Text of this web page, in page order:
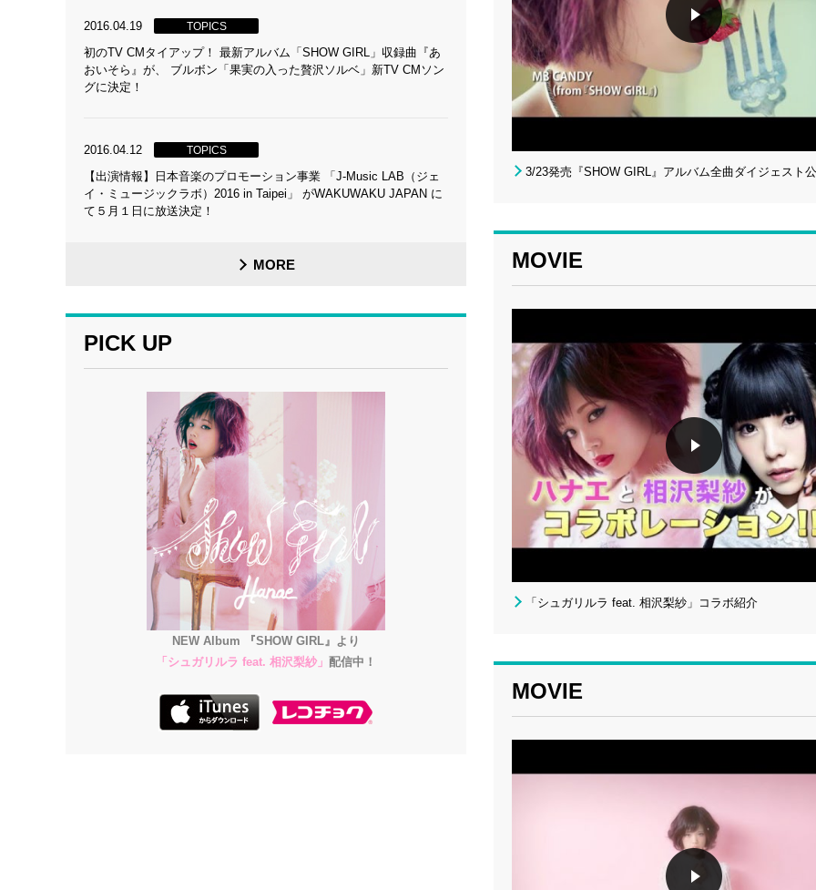
2016.04.19 TOPICS
初のTV CMタイアップ！ 最新アルバム「SHOW GIRL」収録曲『あ
おいそら』が、 ブルボン「果実の入った贅沢ソルベ」新TV CMソン
グに決定！
2016.04.12 TOPICS
【出演情報】日本音楽のプロモーション事業 「J-Music LAB（ジェ
イ・ミュージックラボ）2016 in Taipei」 がWAKUWAKU JAPAN に
て５月１日に放送決定！
MORE
PICK UP
NEW Album 『SHOW GIRL』より
「シュガリルラ feat. 相沢梨紗」 配信中 ！
3/23発売『SHOW GIRL』アルバム全曲ダイジェスト
MOVIE
「シュガリルラ feat. 相沢梨紗」コラボ紹介
MOVIE